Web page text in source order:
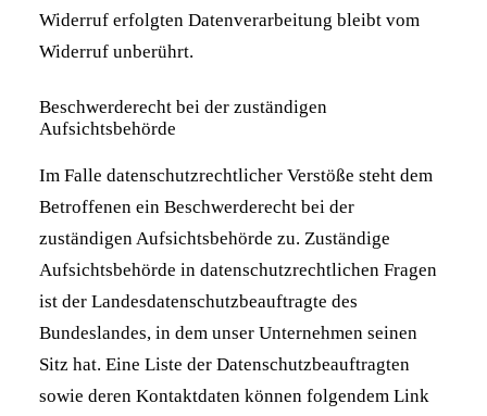
Widerruf erfolgten Datenverarbeitung bleibt vom
Widerruf unberührt.
Beschwerderecht bei der zuständigen
Aufsichtsbehörde
Im Falle datenschutzrechtlicher Verstöße steht dem
Betroffenen ein Beschwerderecht bei der
zuständigen Aufsichtsbehörde zu. Zuständige
Aufsichtsbehörde in datenschutzrechtlichen Fragen
ist der Landesdatenschutzbeauftragte des
Bundeslandes, in dem unser Unternehmen seinen
Sitz hat. Eine Liste der Datenschutzbeauftragten
sowie deren Kontaktdaten können folgendem Link